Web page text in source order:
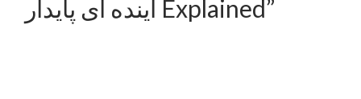
آینده ای پایدار Explained”